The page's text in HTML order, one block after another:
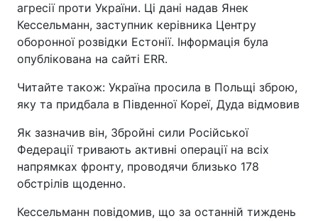
агресії проти України. Ці дані надав Янек
Кессельманн, заступник керівника Центру
оборонної розвідки Естонії. Інформація була
опублікована на сайті ERR.
Читайте також: Україна просила в Польщі зброю,
яку та придбала в Південної Кореї, Дуда відмовив
Як зазначив він, Збройні сили Російської
Федерації тривають активні операції на всіх
напрямках фронту, проводячи близько 178
обстрілів щоденно.
Кессельманн повідомив, що за останній тиждень